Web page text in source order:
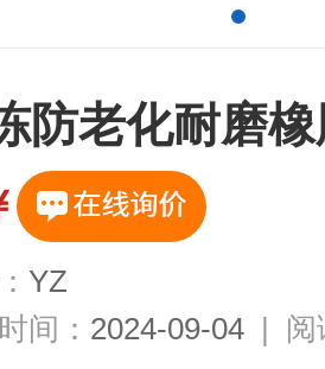
防老化耐磨
YZ
间： 2024-09-04 | 阅